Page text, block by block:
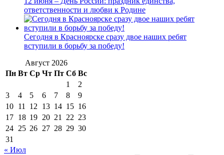
ответственности и любви к Родине
Сегодня в Красноярске сразу двое наших ребят
вступили в борьбу за победу!
Август 2026
Пн Вт Ср Чт Пт Сб Вс
1
2
3
4 5 6 7 8
9
10 11 12 13 14 15 16
17 18 19 20 21 22 23
24 25 26 27 28 29 30
31
« Июл